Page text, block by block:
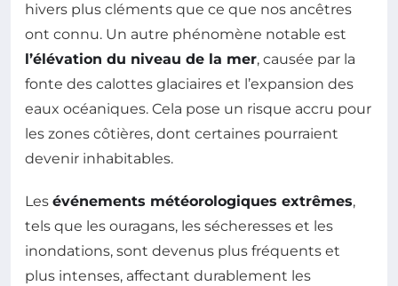
hivers plus cléments que ce que nos ancêtres
ont connu. Un autre phénomène notable est
l’élévation du niveau de la mer, causée par la
fonte des calottes glaciaires et l’expansion des
eaux océaniques. Cela pose un risque accru pour
les zones côtières, dont certaines pourraient
devenir inhabitables.
Les événements météorologiques extrêmes,
tels que les ouragans, les sécheresses et les
inondations, sont devenus plus fréquents et
plus intenses, affectant durablement les